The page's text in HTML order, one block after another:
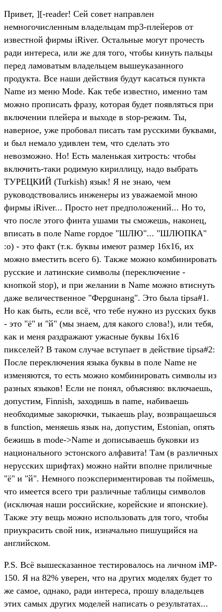
Привет, ][-reader! Сей совет направлен
немногочисленным владельцам mp3-плейеров от
известной фирмы iRiver. Остальные могут прочесть
ради интереса, или же для того, чтобы кинуть пальцы
перед ламоватым владельцем вышеуказанного
продукта. Все наши действия будут касаться пункта
Name из меню Mode. Как тебе известно, именно там
можно прописать фразу, которая будет появляться при
включении плейера и выходе в stop-режим. Ты,
наверное, уже пробовал писать там русскими буквами,
и был немало удивлен тем, что сделать это
невозможно. Но! Есть маленькая хитрость: чтобы
включить-таки родимую кириллицу, надо выбрать
ТУРЕЦКИЙ (Turkish) язык! Я не знаю, чем
руководствовались инженеры из уважаемой мною
фирмы iRiver... Просто нет предположений... Но то,
что после этого финта ушами ты сможешь, наконец,
вписать в поле Name гордое "ШЛЮ"... "ШЛЮПКА"
:о) - это факт (т.к. буквы имеют размер 16х16, их
можно вместить всего 6). Также можно комбинировать
русские и латинские символы (переключение -
кнопкой stop), и при желании в Name можно втиснуть
даже величественное "Фepguнaнg". Это была tipsa#1.
Но как быть, если всё, что тебе нужно из русских букв
- это "ё" и "й" (мы знаем, для какого слова!), или тебя,
как и меня раздражают ужасные буквы 16x16
пикселей? В таком случае вступает в действие tipsa#2:
После переключения языка буквы в поле Name не
изменяются, то есть можно комбинировать символы из
разных языков! Если не понял, объясняю: включаешь,
допустим, Finnish, заходишь в name, набиваешь
необходимые закорючки, тыкаешь play, возвращаешься
в function, меняешь язык на, допустим, Estonian, опять
бежишь в mode->Name и дописываешь буковки из
национального эстонского алфавита! Там (в различных
нерусских шрифтах) можно найти вполне приличные
"ё" и "й". Немного поэкспериментировав ты поймешь,
что имеется всего три различные таблицы символов
(исключая наши российские, корейские и японские).
Также эту вещь можно использовать для того, чтобы
приукрасить свой ник, изначально пишущийся на
английском.
P.S. Всё вышесказанное тестировалось на личном iMP-
150. Я на 82% уверен, что на других моделях будет то
же самое, однако, ради интереса, прошу владельцев
этих самых других моделей написать о результатах...